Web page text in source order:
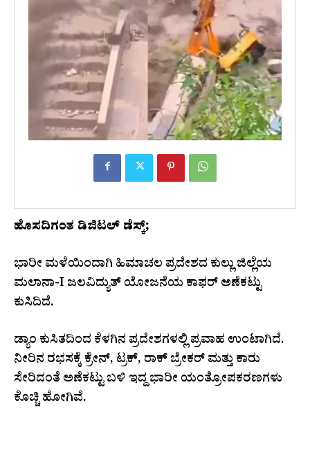
ಹೊಸದಿಗಂತ ಡಿಜಿಟಲ್ ಡೆಸ್ಕ್;
ಭಾರೀ ಮಳೆಯಿಂದಾಗಿ ಹಿಮಾಚಲ ಪ್ರದೇಶದ ಕುಲ್ಲು ಜಿಲ್ಲೆಯ
ಮಲಾನಾ-I ಜಲವಿದ್ಯುತ್ ಯೋಜನೆಯ ಕಾಫರ್ ಅಣೆಕಟ್ಟು
ಕುಸಿದಿದೆ.
ಡ್ಯಾಂ ಕುಸಿತದಿಂದ ಕೆಳಗಿನ ಪ್ರದೇಶಗಳಲ್ಲಿ ಪ್ರವಾಹ ಉಂಟಾಗಿದೆ.
ನೀರಿನ ರಭಸಕ್ಕೆ ಕ್ರೇನ್, ಟ್ರಕ್, ರಾಕ್ ಬ್ರೇಕರ್ ಮತ್ತು ಕಾರು
ಸೇರಿದಂತೆ ಅಣೆಕಟ್ಟು ಬಳಿ ಇದ್ದ ಭಾರೀ ಯಂತ್ರೋಪಕರಣಗಳು
ಕೊಚ್ಚಿ ಹೋಗಿವೆ.